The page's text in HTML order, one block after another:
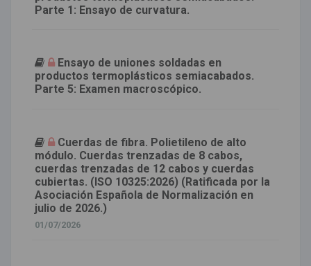
Parte 1: Ensayo de curvatura.
Ensayo de uniones soldadas en
productos termoplásticos semiacabados.
Parte 5: Examen macroscópico.
Cuerdas de fibra. Polietileno de alto
módulo. Cuerdas trenzadas de 8 cabos,
cuerdas trenzadas de 12 cabos y cuerdas
cubiertas. (ISO 10325:2026) (Ratificada por la
Asociación Española de Normalización en
julio de 2026.)
01/07/2026